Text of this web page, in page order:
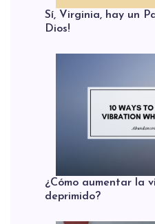
Sí, Virginia, hay un
Dios!
¿Cómo aumentar la
deprimido?